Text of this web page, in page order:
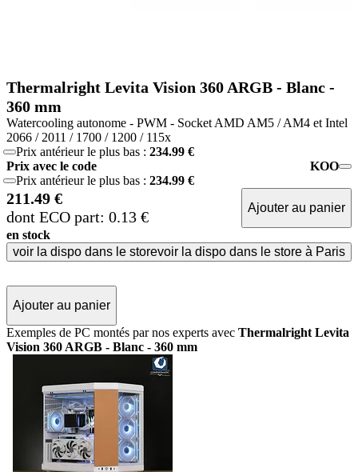
Thermalright Levita Vision 360 ARGB - Blanc -
360 mm
Watercooling autonome - PWM - Socket AMD AM5 / AM4 et Intel
2066 / 2011 / 1700 / 1200 / 115x
Prix antérieur le plus bas : 234.99 €
Prix avec le code
KOO
Prix antérieur le plus bas : 234.99 €
211.49 €
dont ECO part: 0.13 €
Ajouter au panier
en stock
voir la dispo dans le storevoir la dispo dans le store à Paris
Ajouter au panier
Exemples de PC montés par nos experts avec Thermalright Levita
Vision 360 ARGB - Blanc - 360 mm